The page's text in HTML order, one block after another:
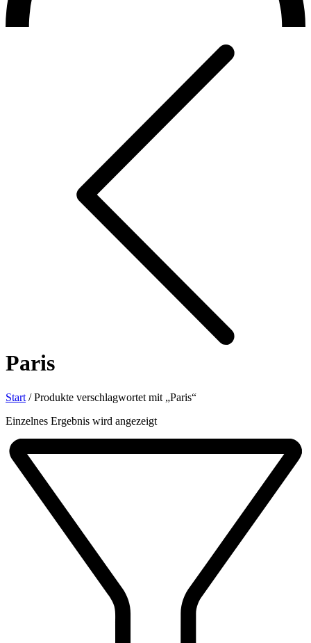
Paris
Start /Produkte verschlagwortet mit „Paris“
Einzelnes Ergebnis wird angezeigt